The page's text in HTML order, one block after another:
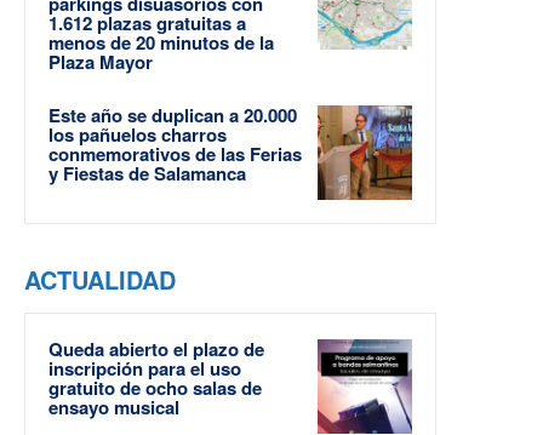
1.612 plazas gratuitas a
menos de 20 minutos de la
Plaza Mayor
Este año se duplican a 20.000
los pañuelos charros
conmemorativos de las Ferias
y Fiestas de Salamanca
ACTUALIDAD
Queda abierto el plazo de
inscripción para el uso
gratuito de ocho salas de
ensayo musical